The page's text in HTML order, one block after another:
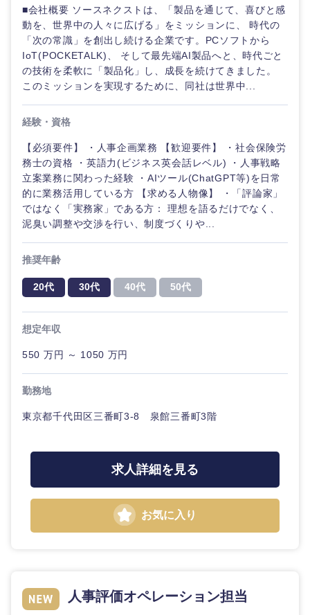
島根県
広島県
香川県 愛媛県
■会社概要 ソースネクストは、「製品を通じて、喜びと感
動を、世界中の人々に広げる」をミッションに、 時代の
「次の常識」を創出し続ける企業です。PCソフトから
IoT(POCKETALK)、 そして最先端AI製品へと、時代ごと
の技術を柔軟に「製品化」し、成長を続けてきました。
このミッションを実現するために、同社は世界中...
経験・資格
【必須要件】 ・人事企画業務 【歓迎要件】 ・社会保険労
務士の資格 ・英語力(ビジネス英会話レベル) ・人事戦略
立案業務に関わった経験 ・AIツール(ChatGPT等)を日常
的に業務活用している方 【求める人物像】 ・「評論家」
ではなく「実務家」である方： 理想を語るだけでなく、
泥臭い調整や交渉を行い、制度づくりや...
推奨年齢
20代 30代 40代 50代
想定年収
550 万円 ～ 1050 万円
勤務地
東京都千代田区三番町3-8 泉館三番町3階
求人詳細を見る
お気に入り
人事評価オペレーション担当